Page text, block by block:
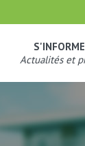
Actualités et